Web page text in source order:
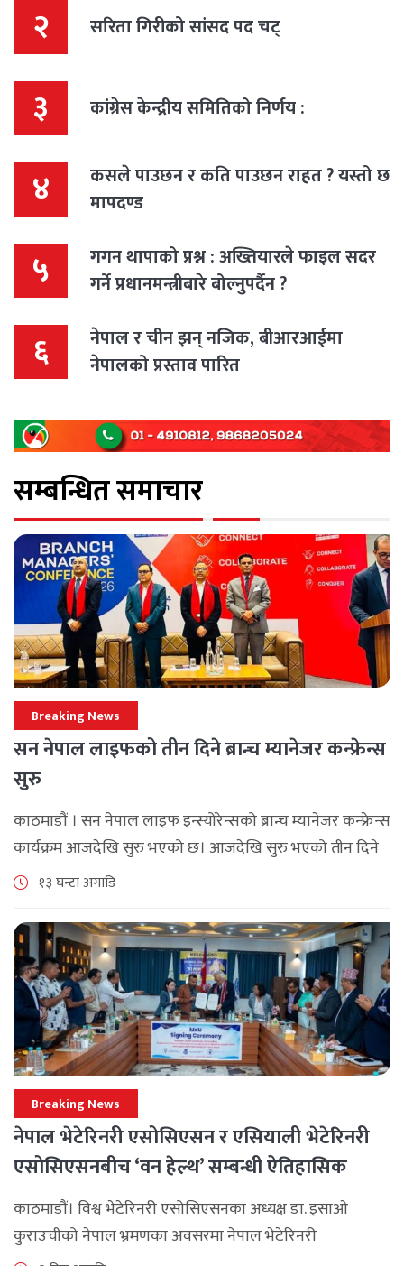
२ सरिता गिरीको सांसद पद चट्
३ कांग्रेस केन्द्रीय समितिको निर्णय :
४
कसले पाउछन र कति पाउछन राहत ? यस्तो छ
मापदण्ड
५
गगन थापाको प्रश्न : अख्तियारले फाइल सदर
गर्ने प्रधानमन्त्रीबारे बोल्नुपर्दैन ?
६
नेपाल र चीन झन् नजिक, बीआरआईमा
नेपालको प्रस्ताव पारित
सम्बन्धित समाचार
Breaking News
सन नेपाल लाइफको तीन दिने ब्रान्च म्यानेजर कन्फ्रेन्स
सुरु
काठमाडौं । सन नेपाल लाइफ इन्स्योरेन्सको ब्रान्च म्यानेजर कन्फ्रेन्स
कार्यक्रम आजदेखि सुरु भएको छ। आजदेखि सुरु भएको तीन दिने
ब्रान्च म्यानेजर कन्फ्रेन्स विभिन्न कार्यक्रमहरुका साथ भब्य साथ
१३ घन्टा अगाडि
Breaking News
नेपाल भेटेरिनरी एसोसिएसन र एसियाली भेटेरिनरी
एसोसिएसनबीच ‘वन हेल्थ’ सम्बन्धी ऐतिहासिक
समझदारी
काठमाडौं। विश्व भेटेरिनरी एसोसिएसनका अध्यक्ष डा. इसाओ
कुराउचीको नेपाल भ्रमणका अवसरमा नेपाल भेटेरिनरी